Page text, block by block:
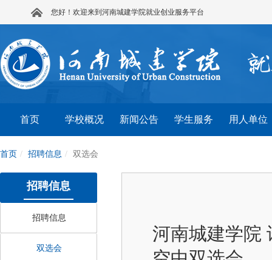
您好！欢迎来到河南城建学院就业创业服务平台
首页 学校概况 新闻公告 学生服务 用人单位
首页 招聘信息 双选会
招聘信息
招聘信息
双选会
河南城建学院